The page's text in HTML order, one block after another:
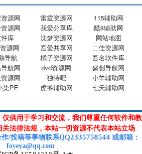
源网 雷霆资源网
115辅助网
源网 我爱分享库
酷8辅助网
库 沈梦资源网
网站地图
源网 吾爱共享网
二佳资源网
导航 橘子资源网
吾名软件库
航网 dvd资源网
盛创导航网
源网 独特吧
小羊辅助网
柒PE 虎爷辅助网
七天辅助网
供用于学习和交流，我们尊重任何软件和教
法律法规，本站一切资源不代表本站立场
/投稿等事物联系QQ2335758544 或邮箱 ：
foyeya@qq.com